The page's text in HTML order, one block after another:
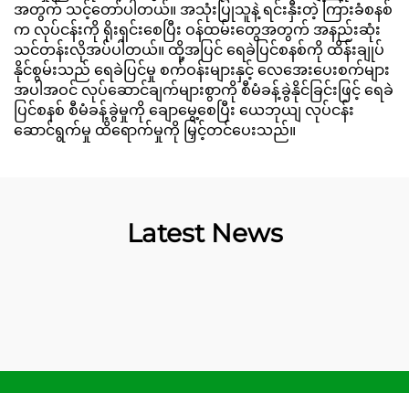
အတွက် သင့်တော်ပါတယ်။ အသုံးပြုသူနဲ့ ရင်းနှီးတဲ့ ကြားခံစနစ်
က လုပ်ငန်းကို ရိုးရှင်းစေပြီး ဝန်ထမ်းတွေအတွက် အနည်းဆုံး
သင်တန်းလိုအပ်ပါတယ်။ ထို့အပြင် ရေခဲပြင်စနစ်ကို ထိန်းချုပ်
နိုင်စွမ်းသည် ရေခဲပြင်မှု စက်ဝန်းများနှင့် လေအေးပေးစက်များ
အပါအဝင် လုပ်ဆောင်ချက်များစွာကို စီမံခန့်ခွဲနိုင်ခြင်းဖြင့် ရေခဲ
ပြင်စနစ် စီမံခန့်ခွဲမှုကို ချောမွေ့စေပြီး ယေဘုယျ လုပ်ငန်း
ဆောင်ရွက်မှု ထိရောက်မှုကို မြှင့်တင်ပေးသည်။
Latest News